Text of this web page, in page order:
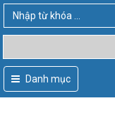
Danh mục